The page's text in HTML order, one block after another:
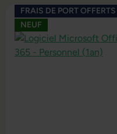
Ignorer la galerie de produits
FRAIS DE PORT OFFERTS
NEUF